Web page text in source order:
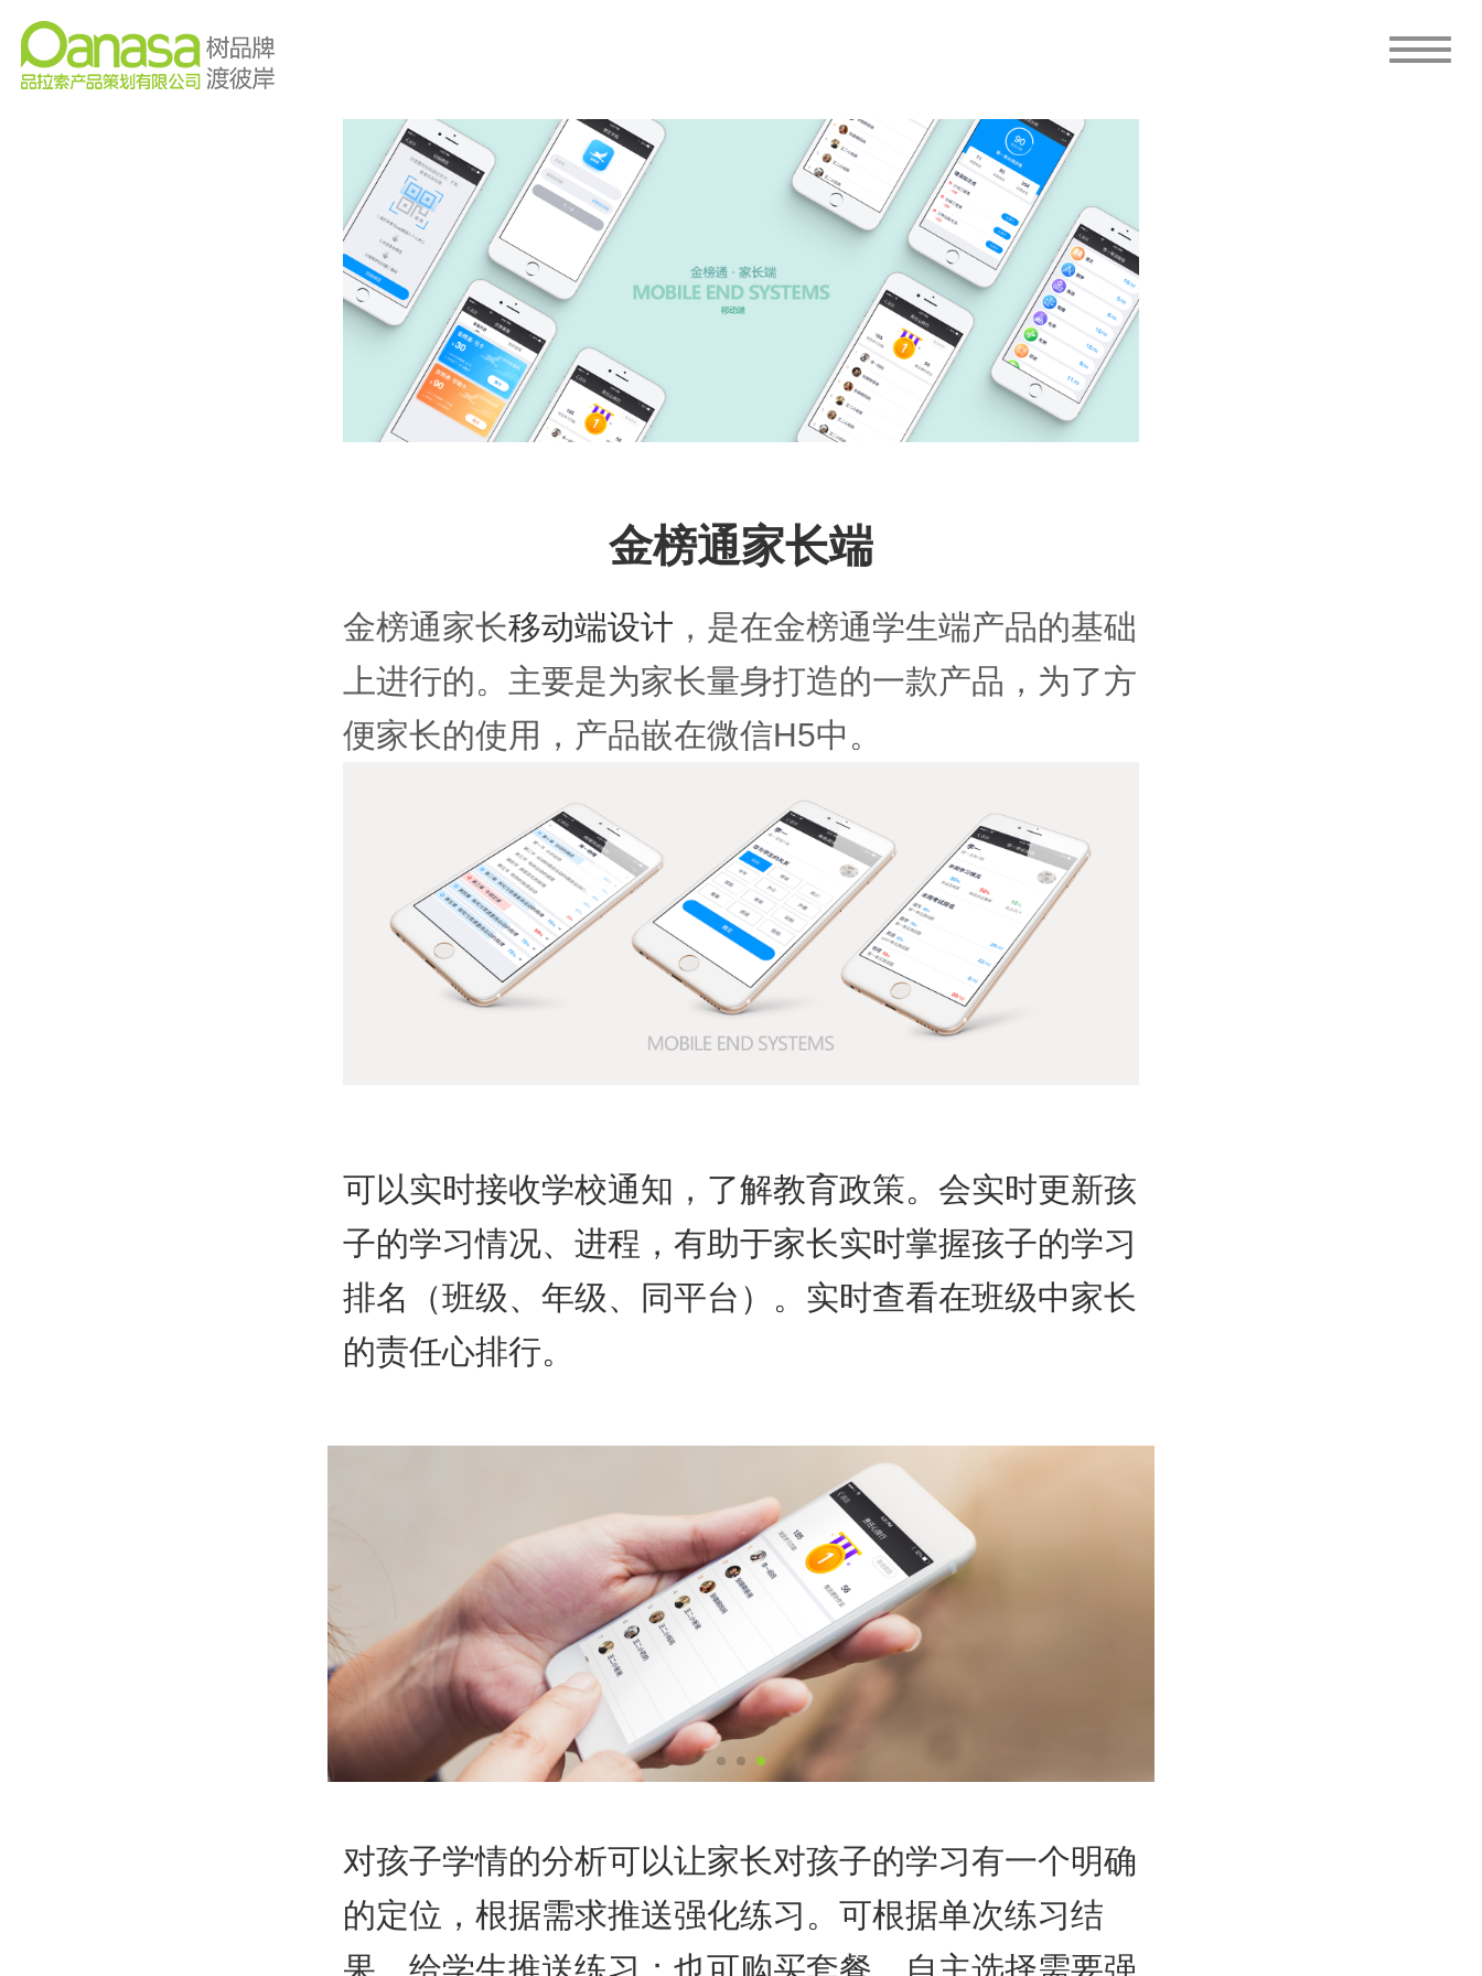
金榜通家长端
金榜通家长移动端设计 ，是在金榜通学生端产品的基础
上进行的。主要是为家长量身打造的一款产品，为了方
便家长的使用，产品嵌在微信H5中。
可以实时接收学校通知，了解教育政策。会实时更新孩
子的学习情况、进程，有助于家长实时掌握孩子的学习
排名（班级、年级、同平台）。实时查看在班级中家长
的责任心排行。
对孩子学情的分析可以让家长对孩子的学习有一个明确
的定位，根据需求推送强化练习。可根据单次练习结
果，给学生推送练习；也可购买套餐，自主选择需要强